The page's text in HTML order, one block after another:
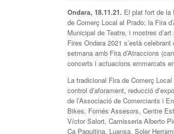
Ondara, 18.11.21. El plat fort de la
de Comerç Local al Prado; la Fira
Municipal de Teatre, i mostres
Fires Ondara 2021 s’està
setmana amb Fira d’Atraccions
concerts i actuacions emmarcats
La tradicional Fira de Comerç
control d’aforament, reducció
de l’Associació de Comerciants i
Bikes, Fornés Assesors, Centre
Víctor Salort, Carnisseria Alberto
Ca Paquitina, Luansa, Soler